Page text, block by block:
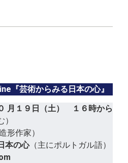
『芸術からみる日本の心』
月１９日（土） １６時から
造形作家）
本の心（主にポルトガル語）